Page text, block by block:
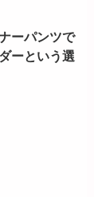
ーパンツで
ーという選